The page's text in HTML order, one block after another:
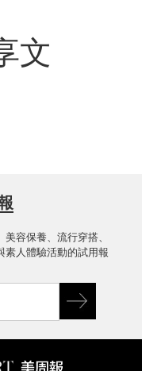
文
容保養、流行穿搭、
素人體驗活動的試用報